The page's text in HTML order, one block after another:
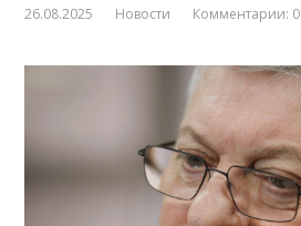
26.08.2025 Новости Комментарии: 0